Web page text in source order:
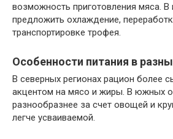
возможность приготовления мяса.
предложить охлаждение,
транспортировке трофея.
Особенности питания в
В северных регионах рацион более
акцентом на мясо и жиры. В южных
разнообразнее за счет овощей и
легче усваиваемой.